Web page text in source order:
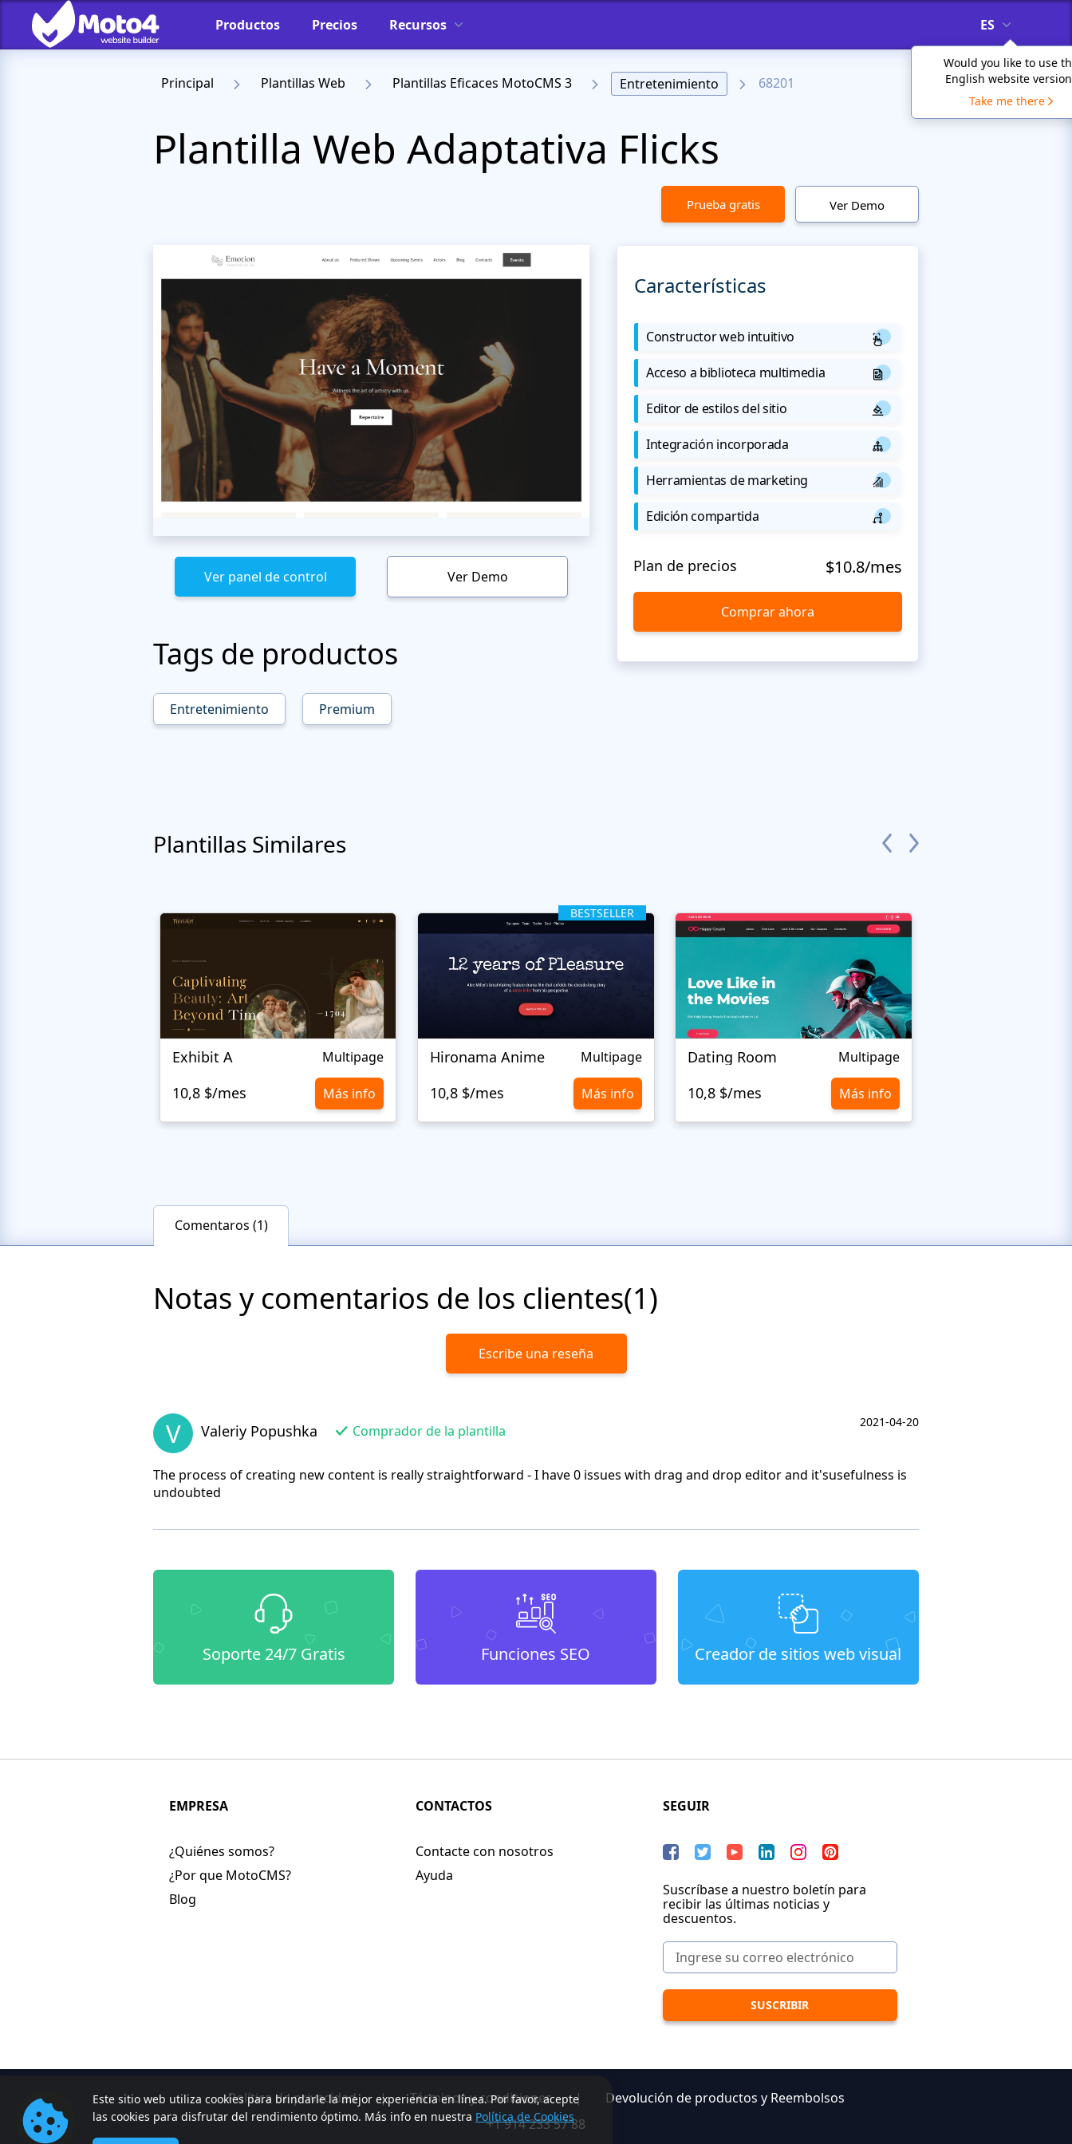
Productos Precios Recursos ES
Would you like to use
English website
Take me there
Principal Plantillas Web Plantillas Eficaces MotoCMS 3 Entretenimiento 68201
Plantilla Web Adaptativa Flicks
Prueba gratis Ver Demo
Ver panel de control Ver Demo
Tags de productos
Entretenimiento Premium
Características
Constructor web intuitivo
Acceso a biblioteca multimedia
Editor de estilos del sitio
Integración incorporada
Herramientas de marketing
Edición compartida
Plan de precios $10.8/mes
Comprar ahora
Plantillas Similares
Exhibit A Multipage
10,8 $/mes Más info
BESTSELLER
Hironama Anime Multipage
10,8 $/mes Más info
Dating Room Multipage
10,8 $/mes Más info
Comentaros (1)
Notas y comentarios de los clientes(1)
Escribe una reseña
V Valeriy Popushka Comprador de la plantilla
2021-04-20
The process of creating new content is really straightforward - I have 0 issues with drag and drop editor and it'susefulness is
undoubted
Soporte 24/7 Gratis Funciones SEO Creador de sitios web visual
Este sitio web utiliza cookies para brindarle la mejor experiencia en línea. Por favor, acepte
las cookies para disfrutar del rendimiento óptimo. Más info en nuestra Política de Cookies
EMPRESA
¿Quiénes somos?
¿Por que MotoCMS?
Blog
CONTACTOS
Contacte con nosotros
Ayuda
SEGUIR
Suscríbase a nuestro boletín para
recibir las últimas noticias y
descuentos.
Política de privacidad | Términos y condiciones |
Devolución de productos y Reembolsos
+1 914 233 57 88